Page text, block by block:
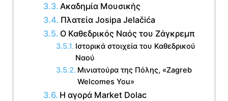
Ακαδημία Μουσικής
Πλατεία Josipa Jelačića
Ο Καθεδρικός Ναός του Ζάγκρεμπ
Ιστορικά στοιχεία του Καθεδρικού
Ναού
Μινιατούρα της Πόλης, «Zagreb
Welcomes You»
Η αγορά Market Dolac